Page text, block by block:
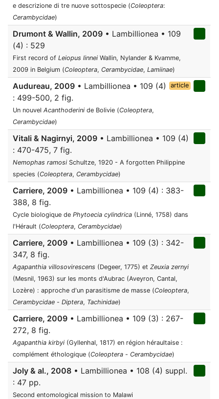
e descrizione di tre nuove sottospecie (Coleoptera:
Cerambycidae)
Drumont & Wallin, 2009 • Lambillionea • 109
(4) : 529
First record of Leiopus linnei Wallin, Nylander & Kvamme,
2009 in Belgium (Coleoptera, Cerambycidae, Lamiinae)
Audureau, 2009 • Lambillionea • 109 (4)
: 499-500, 2 fig.
Un nouvel Acanthoderini de Bolivie (Coleoptera,
Cerambycidae)
article
Vitali & Nagirnyi, 2009 • Lambillionea • 109 (4)
: 470-475, 7 fig.
Nemophas ramosi Schultze, 1920 - A forgotten Philippine
species (Coleoptera, Cerambycidae)
Carriere, 2009 • Lambillionea • 109 (4) : 383-
388, 8 fig.
Cycle biologique de Phytoecia cylindrica (Linné, 1758) dans
l'Hérault (Coleoptera, Cerambycidae)
Carriere, 2009 • Lambillionea • 109 (3) : 342-
347, 8 fig.
Agapanthia villosovirescens (Degeer, 1775) et Zeuxia zernyi
(Mesnil, 1963) sur les monts d'Aubrac (Aveyron, Cantal,
Lozère) : approche d'un parasitisme de masse (Coleoptera,
Cerambycidae - Diptera, Tachinidae)
Carriere, 2009 • Lambillionea • 109 (3) : 267-
272, 8 fig.
Agapanthia kirbyi (Gyllenhal, 1817) en région héraultaise :
complément éthologique (Coleoptera - Cerambycidae)
Joly & al., 2008 • Lambillionea • 108 (4) suppl.
: 47 pp.
Second entomological mission to Malawi